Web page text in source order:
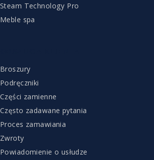
Steam Technology Pro
Meble spa
Broszury
Podręczniki
Części zamienne
Często zadawane pytania
Proces zamawiania
Zwroty
Powiadomienie o usłudze